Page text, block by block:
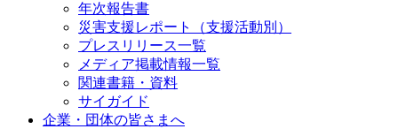
年次報告書
災害支援レポート（支援活動別）
プレスリリース一覧
メディア掲載情報一覧
関連書籍・資料
サイガイド
企業・団体の皆さまへ